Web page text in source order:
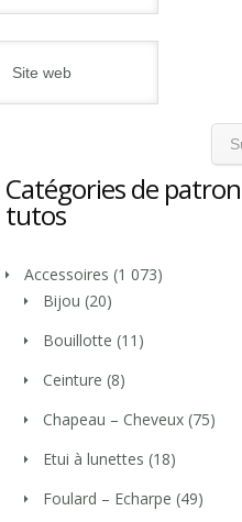
Catégories de
tutos
Accessoires (1 073)
Bijou (20)
Bouillotte (11)
Ceinture (8)
Chapeau – Cheveux (75)
Etui à lunettes (18)
Foulard – Echarpe (49)